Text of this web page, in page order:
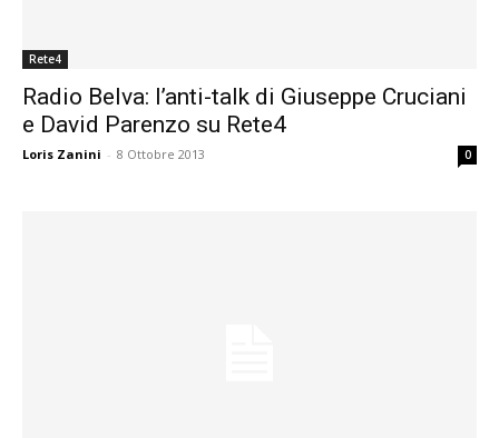
Rete4
Radio Belva: l’anti-talk di Giuseppe Cruciani
e David Parenzo su Rete4
Loris Zanini - 8 Ottobre 2013 0